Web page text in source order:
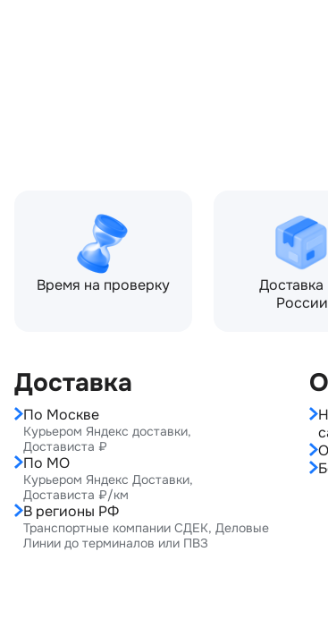
Время на проверку
Доставка
России
Доставка
По Москве
Курьером Яндекс доставки,
Достависта ₽
По МО
Курьером Яндекс Доставки,
Достависта ₽/км
В регионы РФ
Транспортные компании СДЕК, Деловые
Линии до терминалов или ПВЗ